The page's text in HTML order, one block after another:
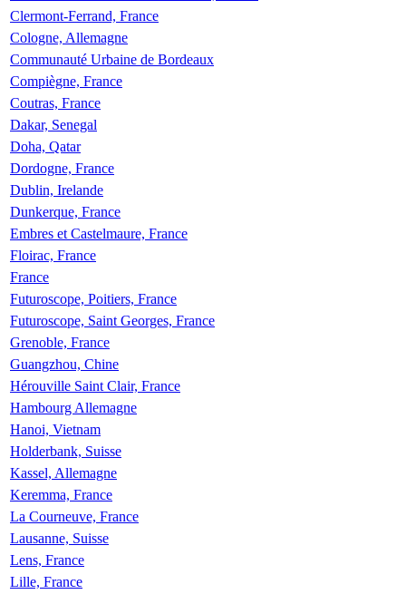
Clermont-Ferrand, France
Cologne, Allemagne
Communauté Urbaine de Bordeaux
Compiègne, France
Coutras, France
Dakar, Senegal
Doha, Qatar
Dordogne, France
Dublin, Irelande
Dunkerque, France
Embres et Castelmaure, France
Floirac, France
France
Futuroscope, Poitiers, France
Futuroscope, Saint Georges, France
Grenoble, France
Guangzhou, Chine
Hérouville Saint Clair, France
Hambourg Allemagne
Hanoi, Vietnam
Holderbank, Suisse
Kassel, Allemagne
Keremma, France
La Courneuve, France
Lausanne, Suisse
Lens, France
Lille, France